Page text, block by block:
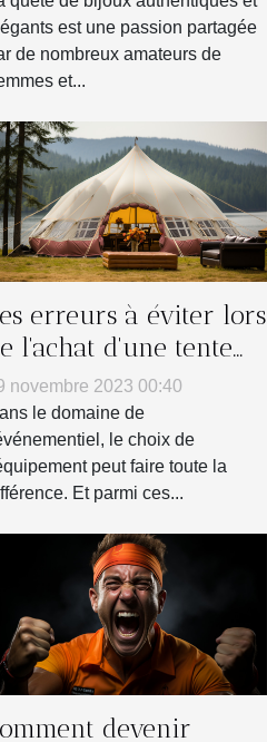
est une passion partagée
de nombreux amateurs de
et...
erreurs à éviter lors
l'achat d'une tente
pour votre
novembre 2023 00:40
le domaine de
le choix de
peut faire toute la
Et parmi ces...
devenir